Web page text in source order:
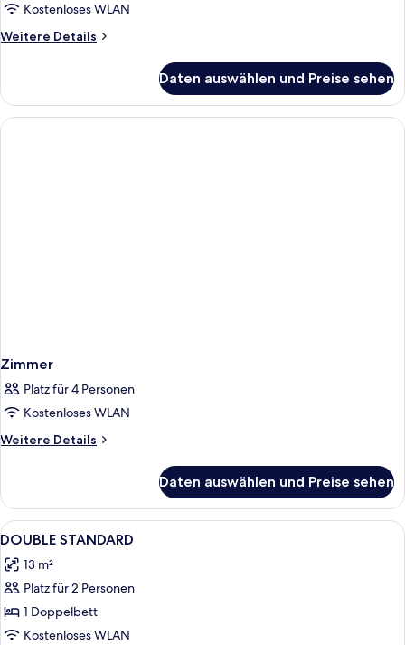
Kostenloses WLAN
Weitere Details
Weitere
Daten auswählen und Preise sehen
Zimmer
Platz für 4 Personen
Kostenloses WLAN
Weitere Details
Weitere
Daten auswählen und Preise sehen
Alle
Fotos
für
DOUBLE
STANDARD
anzeigen
Ein Schlafzimmer mit einem
3
DOUBLE STANDARD
13 m²
Platz für 2 Personen
1 Doppelbett
Kostenloses WLAN